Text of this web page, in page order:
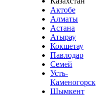
Актобе
Алматы
Астана
Атырау
Кокшетау
Павлодар
Семей
Усть-
Каменогорск
Шымкент